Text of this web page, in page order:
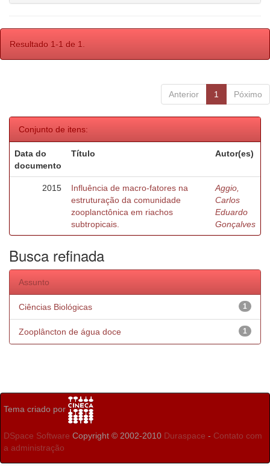
Resultado 1-1 de 1.
Anterior 1 Póximo
Conjunto de itens:
Data do
documento
Título Autor(es)
2015
Influência de macro-fatores na
estruturação da comunidade
zooplanctônica em riachos
subtropicais.
Aggio,
Carlos
Eduardo
Gonçalves
Busca refinada
Assunto
1
Ciências Biológicas
1
Zooplâncton de água doce
Tema criado por
DSpace Software Copyright © 2002-2010 Duraspace - Contato com
a administração